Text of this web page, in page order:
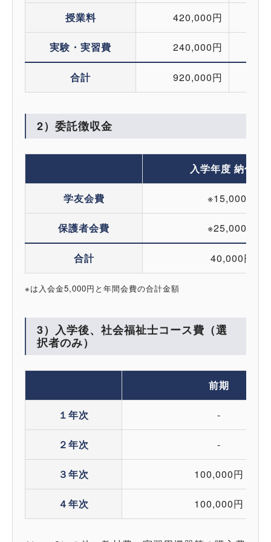
授業料 420,000円
実験・実習費 240,000円
合計 920,000円
2）委託徴収金
入学年度 納付金
学友会費 ※15,000円
保護者会費 ※25,000円
合計 40,000円
※は入会金5,000円と年間会費の合計金額
3）入学後、社会福祉士コース費（選
択者のみ）
前期
１年次 -
２年次 -
３年次 100,000円
４年次 100,000円